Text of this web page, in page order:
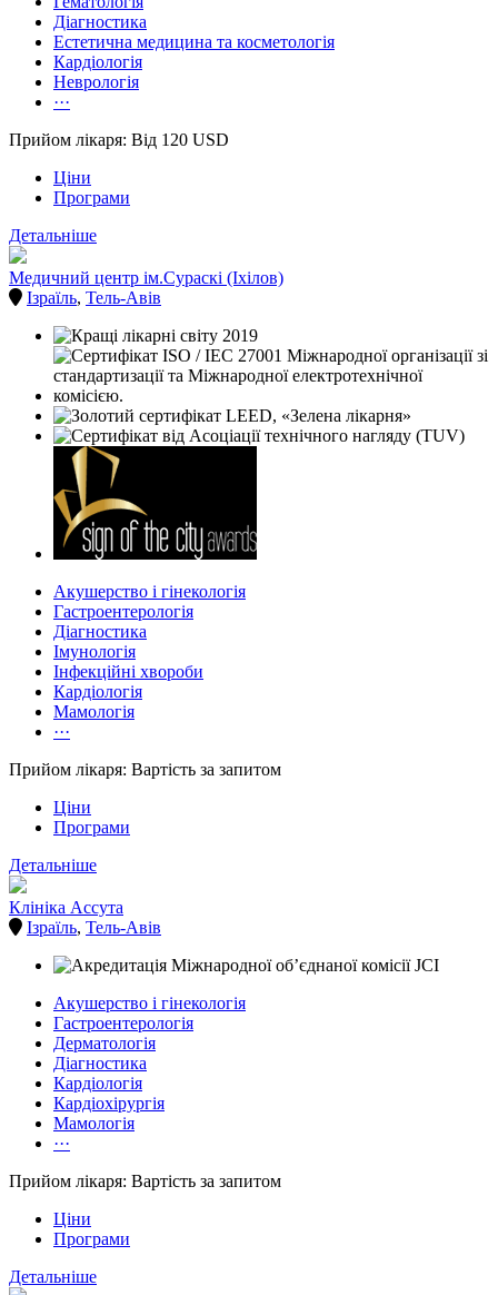
Діагностика
Естетична медицина та косметологія
Кардіологія
Неврологія
···
Прийом лікаря: Від 120 USD
Ціни
Програми
Детальніше
Медичний центр ім.Сураскі (Іхілов)
Ізраїль, Тель-Авів
Акушерство і гінекологія
Гастроентерологія
Діагностика
Імунологія
Інфекційні хвороби
Кардіологія
Мамологія
···
Прийом лікаря: Вартість за запитом
Ціни
Програми
Детальніше
Клініка Ассута
Ізраїль, Тель-Авів
Акушерство і гінекологія
Гастроентерологія
Дерматологія
Діагностика
Кардіологія
Кардіохірургія
Мамологія
···
Прийом лікаря: Вартість за запитом
Ціни
Програми
Детальніше